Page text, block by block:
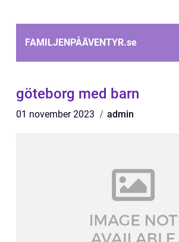
FAMILJENPÅÄVENTYR.se
göteborg med barn
01 november 2023 admin